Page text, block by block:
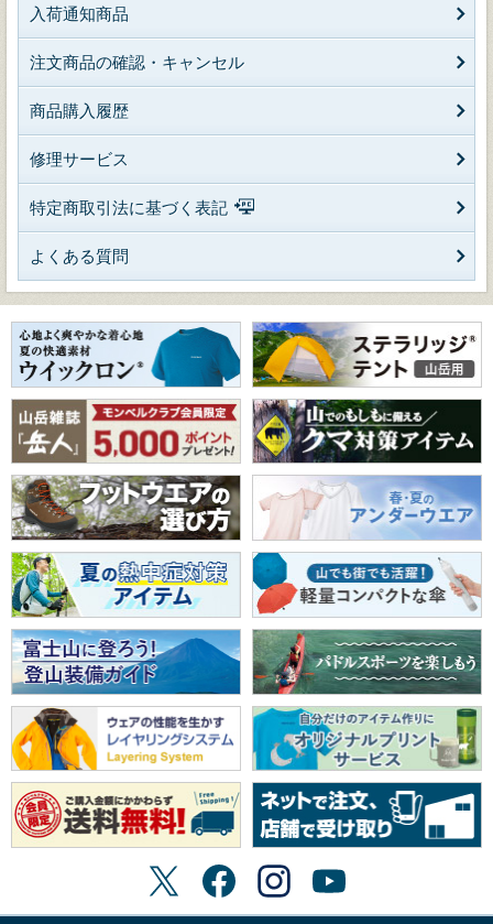
入荷通知商品
注文商品の確認・キャンセル
商品購入履歴
修理サービス
特定商取引法に基づく表記
よくある質問